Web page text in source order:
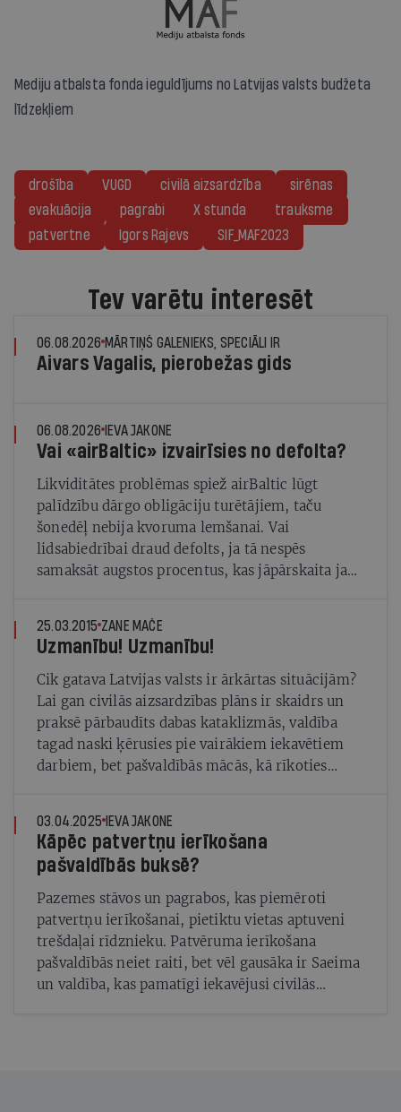
Mediju atbalsta fonda ieguldījums no Latvijas valsts budžeta
līdzekļiem
drošība VUGD civilā aizsardzība
sirēnas
evakuācija
pagrabi X stunda
trauksme
patvertne
Igors Rajevs SIF_MAF2023
Tev varētu interesēt
06.08.2026 MĀRTIŅŠ GALENIEKS, SPECIĀLI IR
Aivars Vagalis, pierobežas gids
06.08.2026 IEVA JAKONE
Vai «airBaltic» izvairīsies no defolta?
Likviditātes problēmas spiež airBaltic lūgt
palīdzību dārgo obligāciju turētājiem, taču
šonedēļ nebija kvoruma lemšanai. Vai
lidsabiedrībai draud defolts, ja tā nespēs
samaksāt augstos procentus, kas jāpārskaita jau
25.03.2015 ZANE MAČE
Uzmanību! Uzmanību!
Cik gatava Latvijas valsts ir ārkārtas situācijām?
Lai gan civilās aizsardzības plāns ir skaidrs un
praksē pārbaudīts dabas kataklizmās, valdība
tagad naski ķērusies pie vairākiem iekavētiem
darbiem, bet pašvaldībās mācās, kā rīkoties
03.04.2025 IEVA JAKONE
Kāpēc patvertņu ierīkošana
pašvaldībās buksē?
Pazemes stāvos un pagrabos, kas piemēroti
patvertņu ierīkošanai, pietiktu vietas aptuveni
trešdaļai rīdznieku. Patvēruma ierīkošana
pašvaldībās neiet raiti, bet vēl gausāka ir Saeima
un valdība, kas pamatīgi iekavējusi civilās